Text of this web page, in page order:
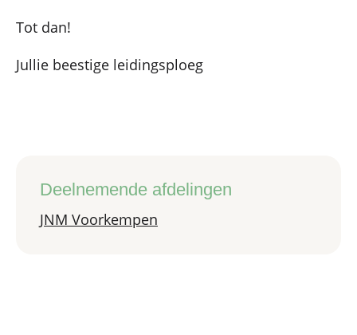
Tot dan!
Jullie beestige leidingsploeg
Deelnemende afdelingen
JNM Voorkempen